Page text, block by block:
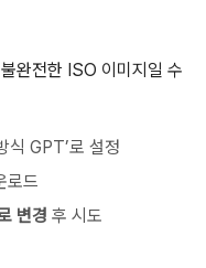
완전한 ISO 이미지일 수
식 GPT’로 설정
로드
변경 후 시도